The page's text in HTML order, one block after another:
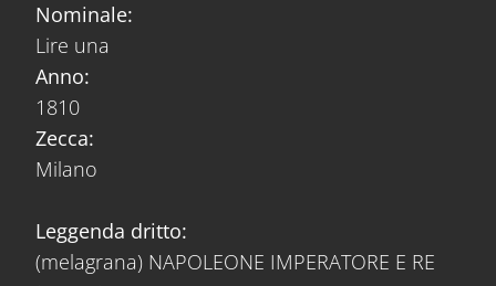
Nominale:
Lire una
Anno:
1810
Zecca:
Milano
Leggenda dritto:
(melagrana) NAPOLEONE IMPERATORE E RE